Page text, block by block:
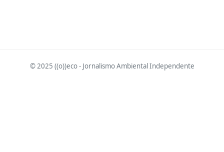
© 2025 ((o))eco - Jornalismo Ambiental Independente